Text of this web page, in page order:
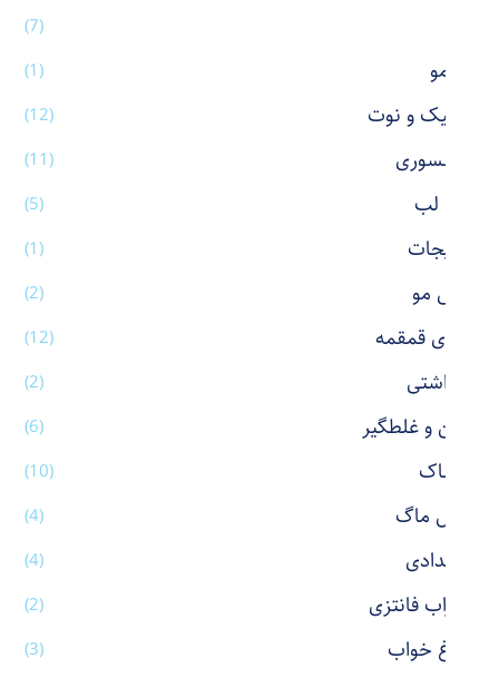
(7)
اتو مو (1)
استیک و نوت (12)
اکسسوری (11)
بالم لب (5)
بدلیجات (1)
برس مو (2)
بطری قمقمه (12)
بهداشتی (2)
پاکن و غلطگیر (6)
پوشاک (10)
تراول ماگ (4)
جامدادی (4)
جوراب فانتزی (2)
چراغ خواب (3)